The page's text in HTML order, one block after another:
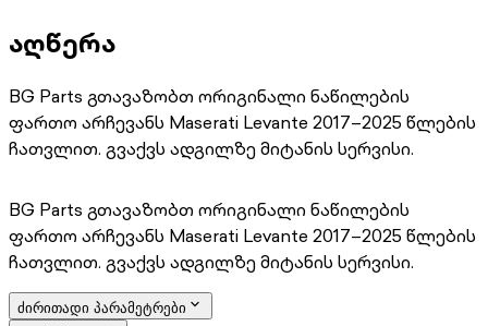
აღწერა
BG Parts გთავაზობთ ორიგინალი ნაწილების
ფართო არჩევანს Maserati Levante 2017–2025 წლების
ჩათვლით. გვაქვს ადგილზე მიტანის სერვისი.
BG Parts გთავაზობთ ორიგინალი ნაწილების
ფართო არჩევანს Maserati Levante 2017–2025 წლების
ჩათვლით. გვაქვს ადგილზე მიტანის სერვისი.
ძირითადი პარამეტრები